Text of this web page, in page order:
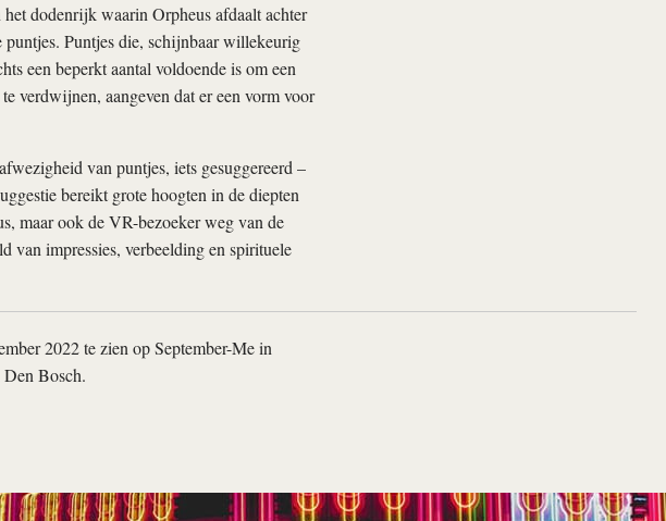
dodenrijk waarin Orpheus afdaalt achter
Puntjes die, schijnbaar willekeurig
een beperkt aantal voldoende is om een
verdwijnen, aangeven dat er een vorm voor
van puntjes, iets gesuggereerd –
bereikt grote hoogten in de diepten
maar ook de VR-bezoeker weg van de
van impressies, verbeelding en spirituele
2022 te zien op September-Me in
Bosch.